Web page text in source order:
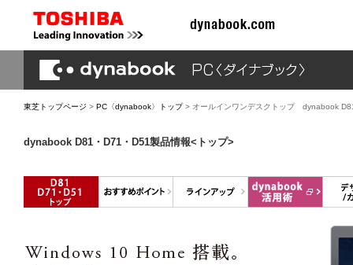
東芝トップページ > PC〈dynabook〉トップ> オールインワンデスクトップ dynabook
dynabook D81・D71・D51製品情報<トップ>